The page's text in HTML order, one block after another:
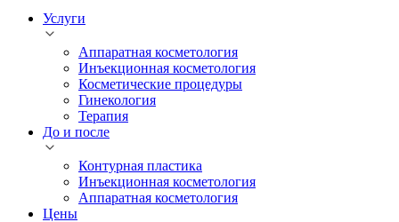
Услуги
Аппаратная косметология
Инъекционная косметология
Косметические процедуры
Гинекология
Терапия
До и после
Контурная пластика
Инъекционная косметология
Аппаратная косметология
Цены